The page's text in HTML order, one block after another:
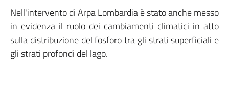
Nell'intervento di Arpa Lombardia è stato anche messo
in evidenza il ruolo dei cambiamenti climatici in atto
sulla distribuzione del fosforo tra gli strati superficiali e
gli strati profondi del lago.